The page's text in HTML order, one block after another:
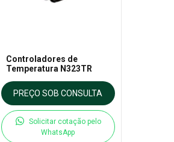
Controladores de
Temperatura N323TR
PREÇO SOB CONSULTA
Solicitar cotação pelo
WhatsApp